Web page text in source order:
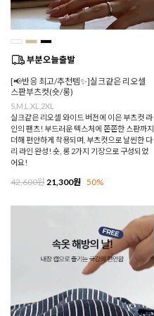
[📢반응 최고/추천템✨]실크같은 리오셀
스판부츠컷(숏/롱)
S,M,L,XL,2XL
실크같은 리오셀 와이드 버전에 이은 부츠컷 라
인의 팬츠! 부드러운 텍스처에 쫀쫀한 스판까지
더해 편안하게 착용되며, 부츠컷으로 날씬한 다
리 라인 완성! 숏, 롱 2가지 기장으로 구성되었
어요!
42,600원 21,300원 50%